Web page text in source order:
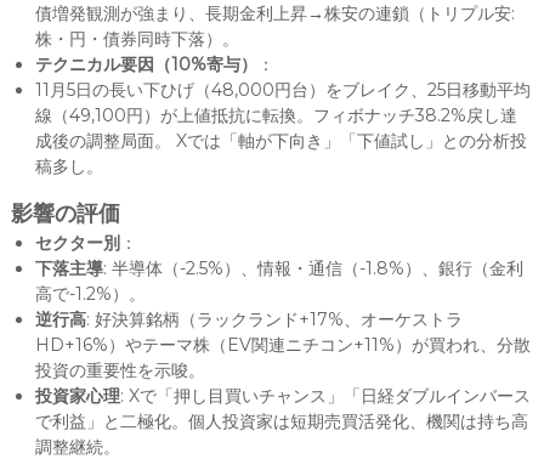
債増発観測が強まり、長期金利上昇→株安の連鎖（トリプル安:
株・円・債券同時下落）。
テクニカル要因（10%寄与）
：
11月5日の長い下ひげ（48,000円台）をブレイク、25日移動平均
線（49,100円）が上値抵抗に転換。フィボナッチ38.2%戻し達
成後の調整局面。 Xでは「軸が下向き」「下値試し」との分析投
稿多し。
影響の評価
セクター別 ：
下落主導: 半導体（-2.5%）、情報・通信（-1.8%）、銀行（金利
高で-1.2%）。
逆行高: 好決算銘柄（ラックランド+17%、オーケストラ
HD+16%）やテーマ株（EV関連ニチコン+11%）が買われ、分散
投資の重要性を示唆。
投資家心理: Xで「押し目買いチャンス」「日経ダブルインバース
で利益」と二極化。個人投資家は短期売買活発化、機関は持ち高
調整継続。